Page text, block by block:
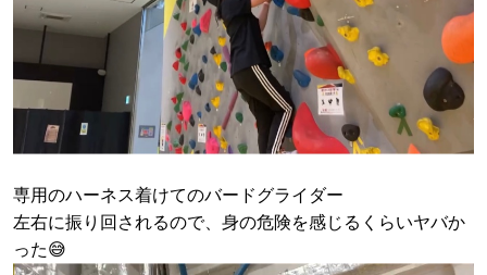
専用のハーネス着けてのバードグライダー
左右に振り回されるので、身の危険を感じるくらいヤバか
った😅